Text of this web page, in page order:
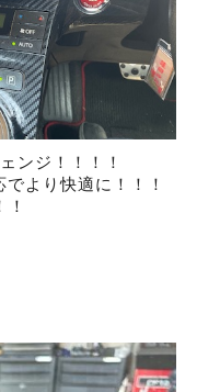
ンジ！！！！
より快適に！！！
！